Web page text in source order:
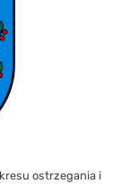
ostrzegania i